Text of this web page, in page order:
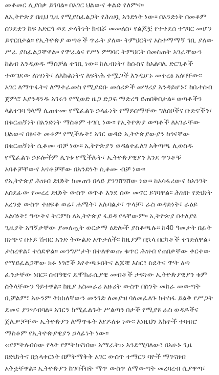
መቆመር ሊያበቃ ይገባል፡፡ በአገር ህልውና ቀልድ የለምና፡፡
ለኢትዮጵያ በዚህ ጊዜ የሚያስፈልጋት የሕዝቧ አንድነት ነው፡፡ በአንድነት በመቆም
ሰንደቋን ከፍ አድርጎ ወደ ታላቅነት ክብሯ መመለስ፣ የልጆቿ የተቀደሰ ተግባር መሆን
ይኖርበታል፡፡ የኢትዮጵያ ወጣቶች ጥራት ያለው ትምህርትና አስተማማኝ ገቢ ያለው
ሥራ ያስፈልጋቸዋል፡፡ የሞራልና የሥነ ምግባር ትምህርት በመስጠት አገራቸውን
ከልብ እንዲወዱ ማስቻል ተገቢ ነው፡፡ ከሌብነት፣ ከሱስና ከአልባሌ ድርጊቶች
ተወግደው ለነፃነት፣ ለእኩልነትና ለፍትሕ ተሟጋች እንዲሆኑ መቀረፅ አለባቸው፡፡
አገር ለማጥፋትና ለማተራመስ የሚያደቡ መሰሪዎች መሣሪያ እንዳይሆኑ፣ ከቤተሰብ
ጀምሮ እያንዳንዱ አገሩን የሚወድ ዜጋ ድጋፍ ማድረግ ይጠበቅበታል፡፡ ወጣቶችን
ላልተገባ ዓላማ ሊጠቀሙ የሚፈልጉ ኃላፊነት የማይሰማቸው ግለሰቦችና ቡድኖችን፣
በቁርጠኝነት በአንድነት ማስቆም ተገቢ ነው፡፡ የኢትዮጵያ ወጣቶች ለአገራቸው
ህልውና በፅናት መቆም የሚችሉት፣ አገር ወዳድ ኢትዮጵያውያን ከጎናቸው
በቁርጠኝነት ሲቆሙ ብቻ ነው፡፡ ኢትዮጵያን ወዳልተፈለገ አቅጣጫ ሊወስዱ
የሚፈልጉ ኃይሎችም ሊገቱ የሚችሉት፣ ኢትዮጵያዊያን እንደ ጥንቶቹ
አባቶቻቸውና እናቶቻቸው በአንድነት ሲቆሙ ብቻ ነው፡፡
የኢትዮጵያ ሕዝብ ድህነት ከመጠን በላይ ያንገሸገሸው ነው፡፡ ከአሳፋሪውና ከአንገት
አስደፊው የመረረ ድህነት ውስጥ ወጥቶ እንደ ሰው መኖር ይገባዋል፡፡ ሕዝቡ የድህነት
አረንቋ ውስጥ ተዘፍቆ ወሬ፣ ሐሜት፣ አሉባልታ፣ ጥላቻ፣ ራስ ወዳድነት፣ ራዕይ
አልባነት፣ ግጭትና ትርምስ ለኢትዮጵያ ፋይዳ የላቸውም፡፡ ኢትዮጵያ በተለያዩ
ጊዜያት አግኝታቸው ያመለጧት ወርቃማ ዕድሎች ያስቆጫሉ፡፡ ከ40 ዓመታት በፊት
በነጭና በቀይ ሽብር አንድ ትውልድ አጥታለች፡፡ ከዚያም በኋላ በርካቶች ተገድለዋል፣
ታስረዋል፣ ተሰደዋል፡፡ መንግሥታት በተለዋወጡ ቁጥር ሕዝብ የጠበቃቸው ቀርተው
የማይፈልጋቸው ክፉ ነገሮች እየተጫኑበትና ልጆቹ እስር፣ ስደትና ሞት ዕጣ
ፈንታቸው ነበር፡፡ ሰብዓዊና ዴሞክራሲያዊ መብቶች ታፍነው ኢትዮጵያዊያን ቁም
ስቅላቸውን ዓይተዋል፡፡ ከዚያ አስመራሪ አዙሪት ውስጥ በስንት መከራ መውጣት
ቢቻልም፣ አሁንም ትክክለኛውን መንገድ ለመያዝ ባለመፈለጉ ከተስፋ ይልቅ የሥጋት
ደመና ያንዣብባል፡፡ አገርን ከሚፈልጉት ሥልጣን በታች የሚያዩ ራስ ወዳዶችና
ጀሌዎቻቸው ኢትዮጵያን ለማጥፋት እየዶለቱ ነው፡፡ እነዚህን እኩዮች ተባብሮ
ማስቆም የኢትዮጵያዊያን ኃላፊነት ነው፡፡
‹‹የምትለብሰው የላት የምትከናነበው አማራት›› እንደሚባለው፣ በአሁኑ ጊዜ
በድህነትና በኋላቀርነት በምትማቅቅ አገር ውስጥ ተማርን ባዮች ማገናዘብ
አቅቷቸዋል፡፡ ኢትዮጵያን ከገባችበት ማጥ ውስጥ ለማውጣት መረባረብ ሲያዋጣ፣